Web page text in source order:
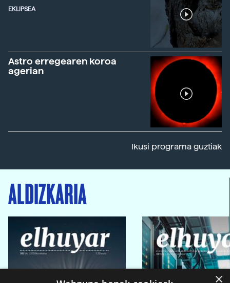
EKLIPSEA
Astro erregearen koroa
agerian
Ikusi programa guztiak
ALDIZKARIA
×